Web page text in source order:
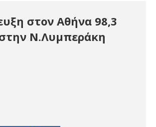
στον Αθήνα 98,3
Ν.Λυμπεράκη